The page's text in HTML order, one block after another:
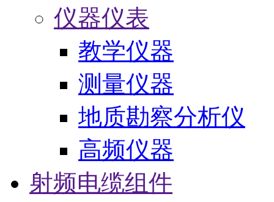
仪器仪表
教学仪器
测量仪器
地质勘察分析仪
高频仪器
射频电缆组件